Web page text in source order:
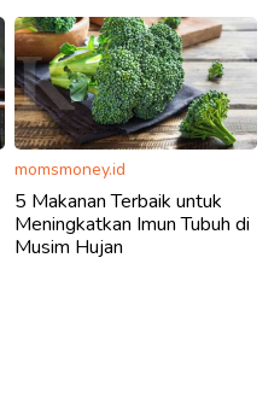
momsmoney.id
5 Makanan Terbaik untuk
Meningkatkan Imun Tubuh di
Musim Hujan